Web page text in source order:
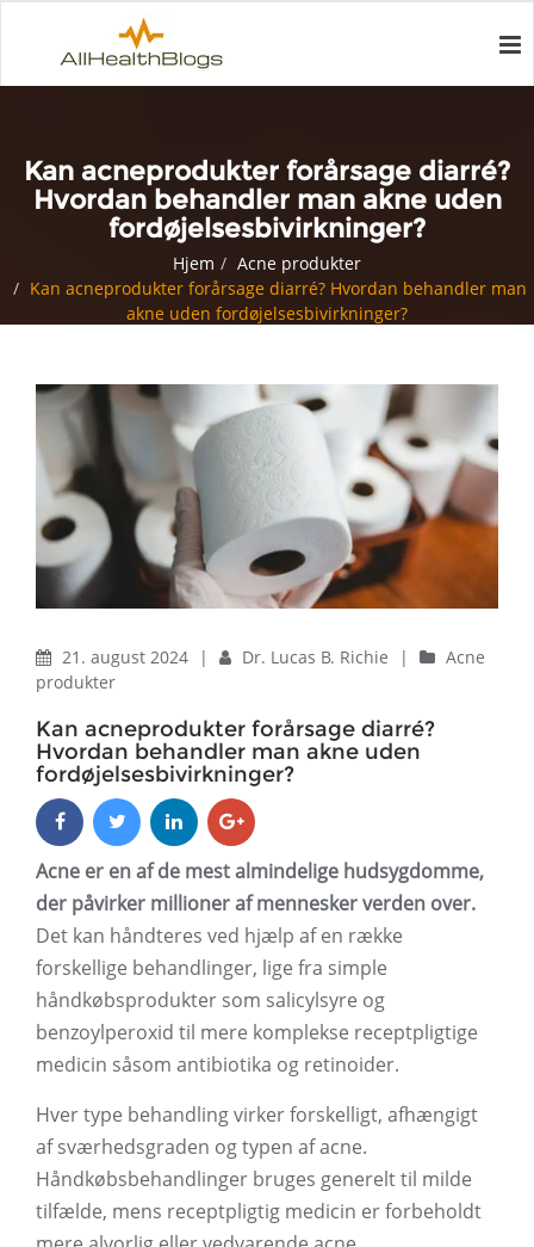
Kan acneprodukter forårsage diarré?
Hvordan behandler man akne uden
fordøjelsesbivirkninger?
Hjem
Acne produkter
Kan acneprodukter forårsage diarré? Hvordan behandler man
akne uden fordøjelsesbivirkninger?
21. august 2024 | Dr. Lucas B. Richie |
Acne
produkter
Kan acneprodukter forårsage diarré?
Hvordan behandler man akne uden
fordøjelsesbivirkninger?
Acne er en af ​​de mest almindelige hudsygdomme,
der påvirker millioner af mennesker verden over.
Det kan håndteres ved hjælp af en række
forskellige behandlinger, lige fra simple
håndkøbsprodukter som salicylsyre og
benzoylperoxid til mere komplekse receptpligtige
medicin såsom antibiotika og retinoider.
Hver type behandling virker forskelligt, afhængigt
af sværhedsgraden og typen af ​​acne.
Håndkøbsbehandlinger bruges generelt til milde
tilfælde, mens receptpligtig medicin er forbeholdt